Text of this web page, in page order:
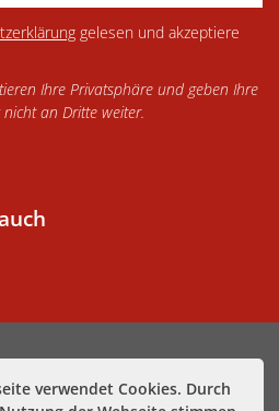
verwendet Cookies. Durch
gelesen und akzeptiere
Ihre Privatsphäre und geben Ihre
an Dritte weiter.